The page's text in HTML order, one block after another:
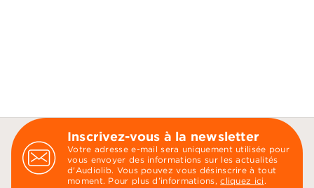
Inscrivez-vous à la newsletter
Votre adresse e-mail sera uniquement utilisée pour
vous envoyer des informations sur les actualités
d'Audiolib. Vous pouvez vous désinscrire à tout
moment. Pour plus d’informations,cliquez ici .